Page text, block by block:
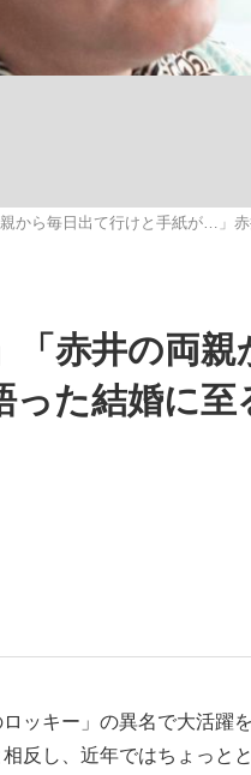
めて明かした日本代表監督に...
から毎日出て行けと手紙が…」
「赤井の両
た結婚に至
ッキー」の異名で大活躍
反し、近年ではちょっと